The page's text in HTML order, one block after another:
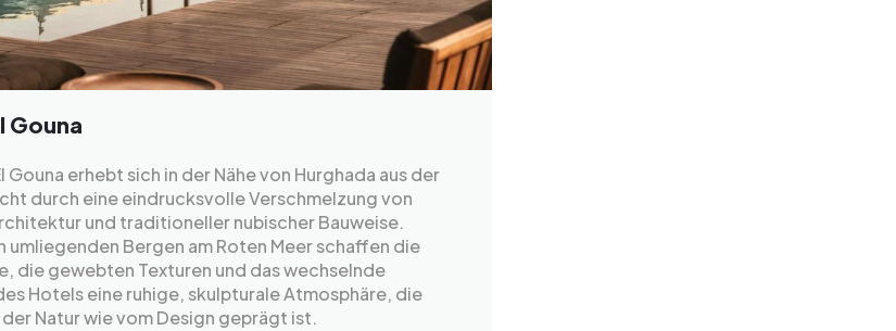
Gouna
Gouna erhebt sich in der Nähe von Hurghada aus der
durch eine eindrucksvolle Verschmelzung von
und traditioneller nubischer Bauweise.
umliegenden Bergen am Roten Meer schaffen die
die gewebten Texturen und das wechselnde
Hotels eine ruhige, skulpturale Atmosphäre, die
Natur wie vom Design geprägt ist.